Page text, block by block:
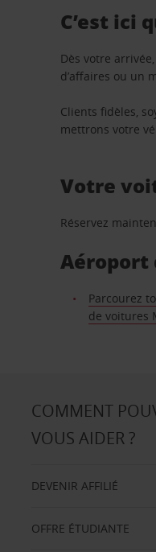
C’est ici
Dès votre
d’affaires ou un
Clients fidèles,
mettrons votre
Votre
Réservez
Aéroport
Parcourez
de voitures
COMMENT
VOUS AIDER ?
DEVENIR AFFILIÉ
OFFRE ÉTUDIANTE